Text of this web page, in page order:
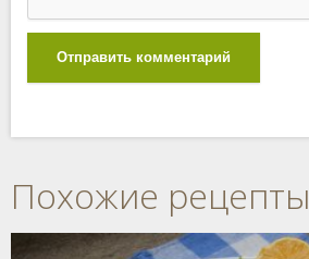
Отправить комментарий
Похожие рецепты